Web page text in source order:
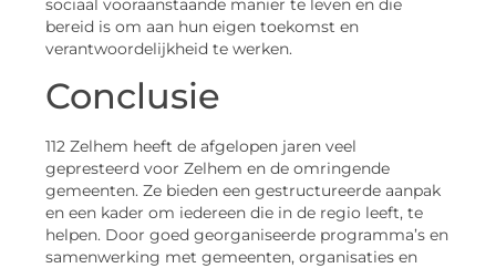
sociaal vooraanstaande manier te leven en die
bereid is om aan hun eigen toekomst en
verantwoordelijkheid te werken.
Conclusie
112 Zelhem heeft de afgelopen jaren veel
gepresteerd voor Zelhem en de omringende
gemeenten. Ze bieden een gestructureerde aanpak
en een kader om iedereen die in de regio leeft, te
helpen. Door goed georganiseerde programma’s en
samenwerking met gemeenten, organisaties en